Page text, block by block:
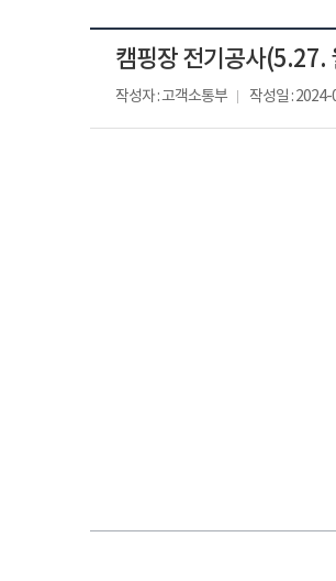
캠핑장 전기공사(5.27.
작성자 : 고객소통부 작성일 :